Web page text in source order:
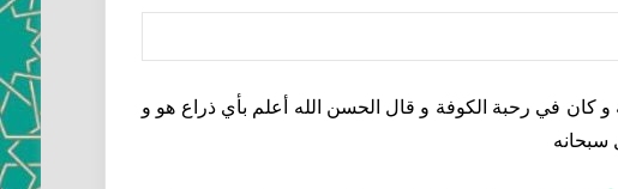
و كان في رحبة الكوفة و قال الحسن الله أعلم بأي ذراع هو و
سبحانه‏